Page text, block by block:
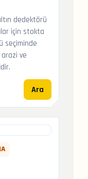
dedektörü
için stokta
seçiminde
ve
Ara